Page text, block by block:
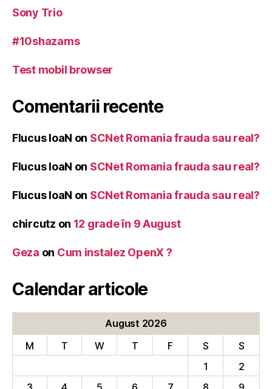
Sony Trio
#10shazams
Test mobil browser
Comentarii recente
Flucus IoaN on SCNet Romania frauda sau real?
Flucus IoaN on SCNet Romania frauda sau real?
Flucus IoaN on SCNet Romania frauda sau real?
chircutz on 12 grade în 9 August
Geza on Cum instalez OpenX ?
Calendar articole
August 2026
M
T W T F S
S
1
2